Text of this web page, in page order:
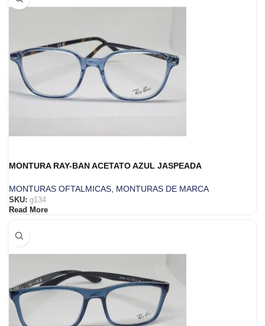
MONTURA RAY-BAN ACETATO AZUL JASPEADA
MONTURAS OFTALMICAS MONTURAS DE MARCA
SKU: g134
Read More